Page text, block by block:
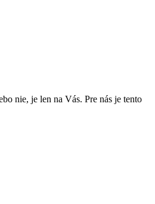
nie, je len na Vás. Pre nás je tento